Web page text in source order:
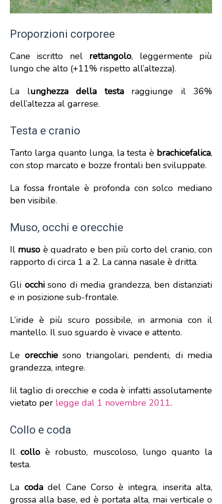
Proporzioni corporee
Cane iscritto nel rettangolo, leggermente più
lungo che alto (+11% rispetto all’altezza).
La lunghezza della testaraggiunge il 36%
dell’altezza al garrese.
Testa e cranio
Tanto larga quanto lunga, la testa è brachicefalica,
con stop marcato e bozze frontali ben sviluppate.
La fossa frontale è profonda con solco mediano
ben visibile.
Muso, occhi e orecchie
Il muso è quadrato e ben più corto del cranio, con
rapporto di circa 1 a 2. La canna nasale è dritta.
Gli occhisono di media grandezza, ben distanziati
e in posizione sub-frontale.
L’iride è più scuro possibile, in armonia con il
mantello. Il suo sguardo è vivace e attento.
Le orecchiesono triangolari, pendenti, di media
grandezza, integre.
Iil taglio di orecchie e coda è infatti assolutamente
vietato per legge dal 1 novembre 2011.
Collo e coda
Ilcollo è robusto, muscoloso, lungo quanto la
testa.
La codadel Cane Corso è integra, inserita alta,
grossa alla base, ed è portata alta, mai verticale o